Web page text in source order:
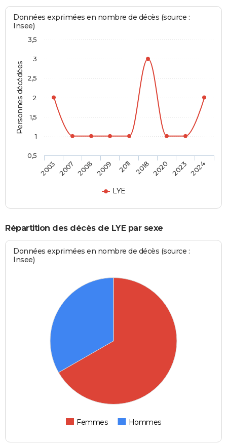
Personnes décédées
Données exprimées en nombre de décès (source :
Insee)
LYE
2003 2007 2008 2009 2011 2018 2020 2023 2024
0,5
1
1,5
2
2,5
3
3,5
Répartition des décès de LYE par sexe
Données exprimées en nombre de décès (source :
Insee)
Femmes Hommes